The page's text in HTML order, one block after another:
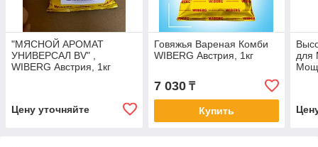
"МЯСНОЙ АРОМАТ
УНИВЕРСАЛ BV" ,
WIBERG Австрия, 1кг
Цену уточняйте
Говяжья Вареная Комби
WIBERG Австрия, 1кг
7 030₸
Купить
для